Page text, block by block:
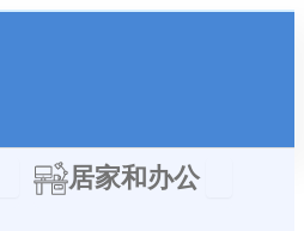
Open 音频类居家和办公